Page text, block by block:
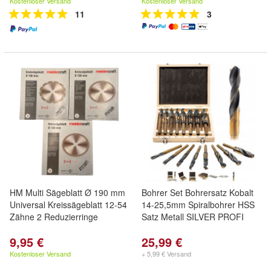
11 3
HM Multi Sägeblatt Ø 190 mm
Universal Kreissägeblatt 12-54
Zähne 2 Reduzierringe
9,95 €
Kostenloser Versand
Bohrer Set Bohrersatz Kobalt
14-25,5mm Spiralbohrer HSS
Satz Metall SILVER PROFI
25,99 €
+ 5,99 € Versand